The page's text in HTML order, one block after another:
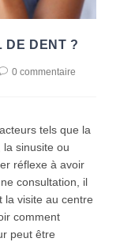
DE DENT ?
0 commentaire
tels que la
la sinusite ou
réflexe à avoir
consultation, il
la visite au centre
comment
peut être